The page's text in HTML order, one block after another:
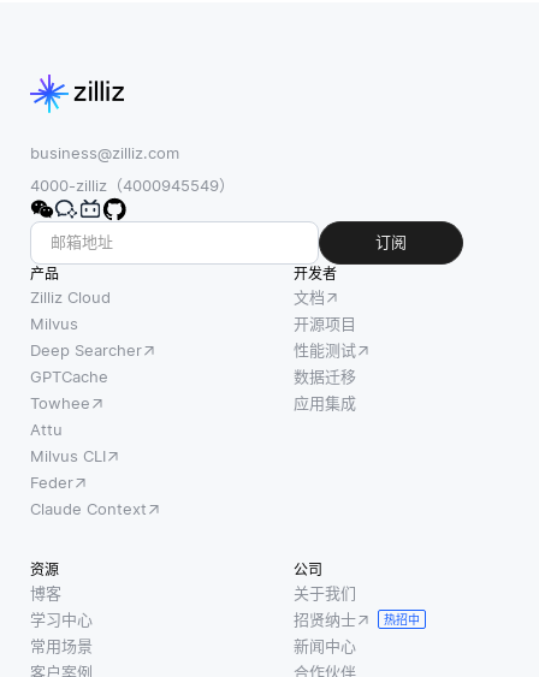
business@zilliz.com
4000-zilliz（4000945549）
订阅
产品
Zilliz Cloud
Milvus
Deep Searcher
GPTCache
Towhee
Attu
Milvus CLI
Feder
Claude Context
开发者
文档
开源项目
性能测试
数据迁移
应用集成
资源
博客
学习中心
常用场景
客户案例
公司
关于我们
招贤纳士
热招中
新闻中心
合作伙伴